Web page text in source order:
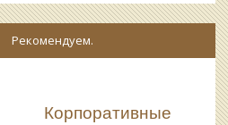
Рекомендуем.
Корпоративные